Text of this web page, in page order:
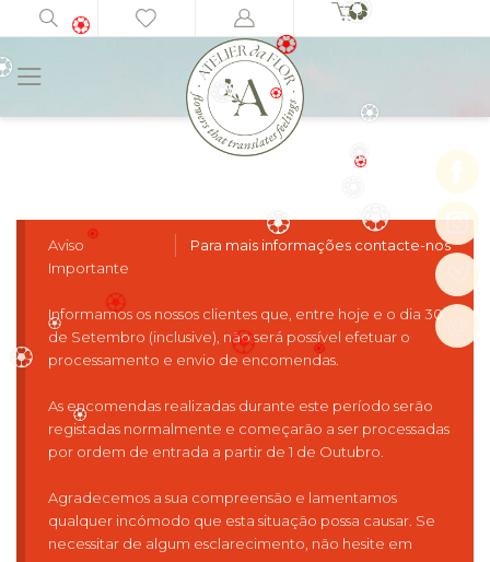
0
Início Arranjos Fúnebres
Para mais informações contacte-nos
Aviso
Importante
Informamos os nossos clientes que, entre hoje e o dia 30
de Setembro (inclusive), não será possível efetuar o
processamento e envio de encomendas.
As encomendas realizadas durante este período serão
registadas normalmente e começarão a ser processadas
por ordem de entrada a partir de 1 de Outubro.
Agradecemos a sua compreensão e lamentamos
qualquer incómodo que esta situação possa causar. Se
necessitar de algum esclarecimento, não hesite em
🏵️
🏵️
🏵️
🏵️
🏵️
🏵️
🏵️
🏵️